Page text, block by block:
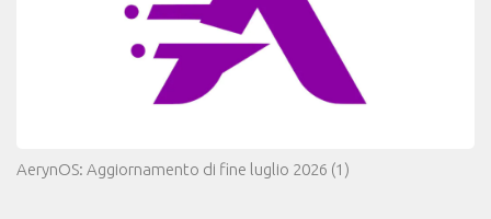
AerynOS: Aggiornamento di fine luglio 2026 (1)